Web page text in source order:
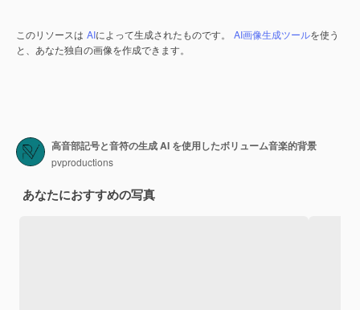
このリソースは AIによって生成されたものです。 AI画像生成ツールを使う
と、あなた独自の画像を作成できます。
高音部記号と音符の生成 AI を使用したボリューム音楽的背景
pvproductions
あなたにおすすめの写真